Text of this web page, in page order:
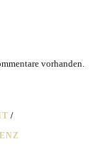
vorhanden.
/